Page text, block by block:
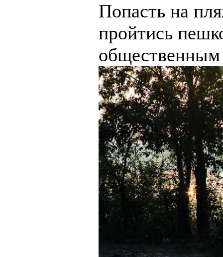
Попасть на
пройтись
общественным